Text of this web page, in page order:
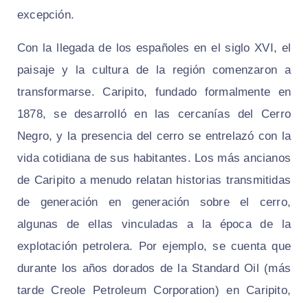
excepción.
Con la llegada de los españoles en el siglo XVI, el
paisaje y la cultura de la región comenzaron a
transformarse. Caripito, fundado formalmente en
1878, se desarrolló en las cercanías del Cerro
Negro, y la presencia del cerro se entrelazó con la
vida cotidiana de sus habitantes. Los más ancianos
de Caripito a menudo relatan historias transmitidas
de generación en generación sobre el cerro,
algunas de ellas vinculadas a la época de la
explotación petrolera. Por ejemplo, se cuenta que
durante los años dorados de la Standard Oil (más
tarde Creole Petroleum Corporation) en Caripito,